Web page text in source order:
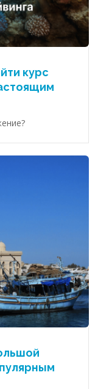
курс